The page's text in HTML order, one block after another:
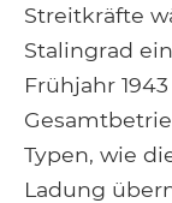
Streitkräfte
Stalingrad
Frühjahr
Typen, wie
Ladung